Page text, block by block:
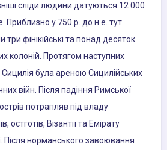
сліди людини датуються 12 000
Приблизно у 750 р. до н.е. тут
три фінікійські та понад десяток
колоній. Протягом наступних
Сицилія була ареною Сицилійських
війн. Після падіння Римської
острів потрапляв під владу
остготів, Візантії та Емірату
Після норманського завоювання